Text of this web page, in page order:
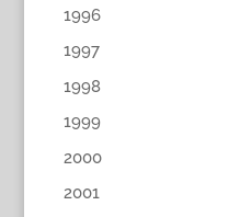
1996
1997
1998
1999
2000
2001